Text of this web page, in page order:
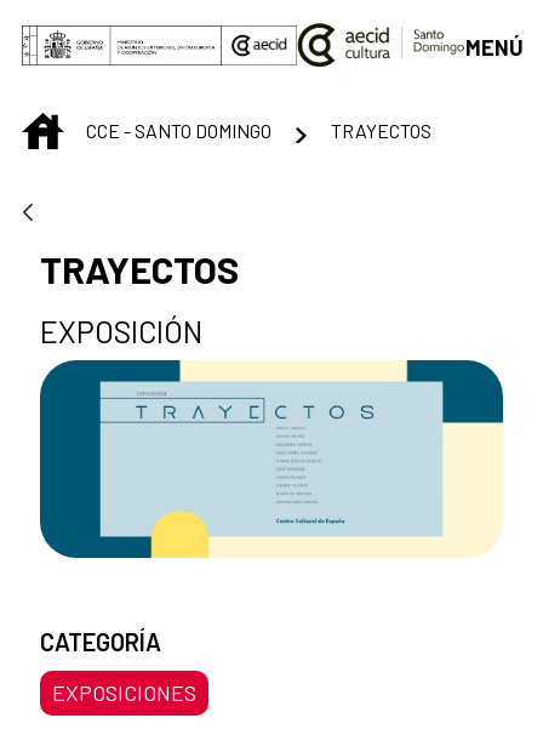
Saltar al contenido principal
MENÚ
INICIOCCE - SANTO DOMINGO TRAYECTOS
TRAYECTOS
EXPOSICIÓN
CATEGORÍA
EXPOSICIONES